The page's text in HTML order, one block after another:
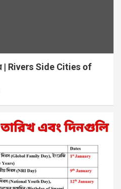
শহর | Rivers Side Cities of